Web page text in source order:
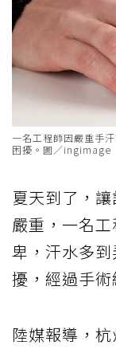
一名工程師因嚴重手
困擾。圖／ingimage
夏天到了，
嚴重，一名
卑，汗水多
擾，經過手術
陸媒報導，